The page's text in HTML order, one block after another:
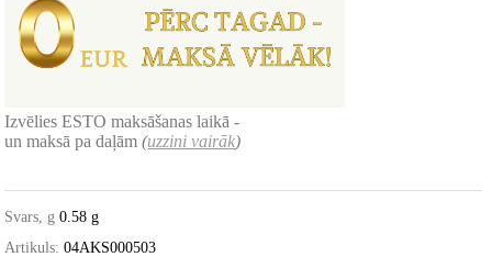
Izvēlies ESTO maksāšanas laikā -
un maksā pa daļām(uzzini vairāk)
Svars, g 0.58 g
Artikuls: 04AKS000503